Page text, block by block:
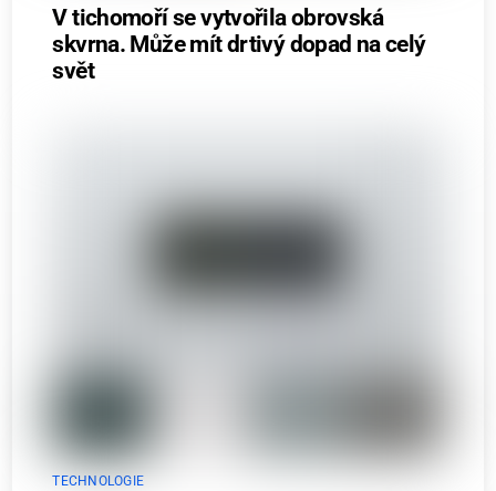
V tichomoří se vytvořila obrovská
skvrna. Může mít drtivý dopad na celý
svět
TECHNOLOGIE